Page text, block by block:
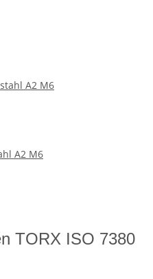
A2 M6
TORX ISO 7380